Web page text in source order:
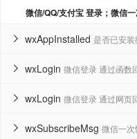
微信/QQ/支付宝 登录；微信
wxAppInstalled 是否已安

wxLogin 微信登录 通过函数

wxLogin 微信登录 通过网页

wxSubscribeMsg 微信一次
